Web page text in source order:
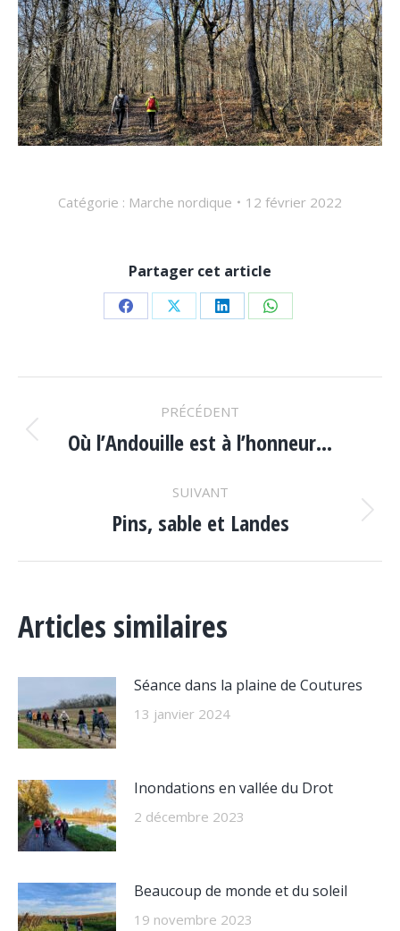
Catégorie : Marche nordique 12 février 2022
Partager cet article
Partager
Facebook
Partager
X
Partager
LinkedIn
Partager
WhatsApp
NAVIGATION
ARTICLE
PRÉCÉDENT
Article
:
Où l’Andouille est à l’honneur…
SUIVANT
Article
Pins, sable et Landes
Articles similaires
Séance dans la plaine de Coutures
13 janvier 2024
Inondations en vallée du Drot
2 décembre 2023
Beaucoup de monde et du soleil
19 novembre 2023